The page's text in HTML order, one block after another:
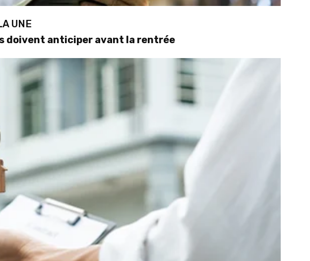
UNE
doivent anticiper avant la rentrée